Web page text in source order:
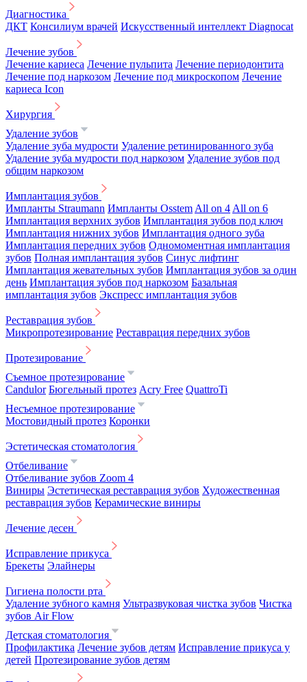
Диагностика
ДКТ Консилиум врачей Искусственный интеллект Diagnocat
Лечение зубов
Лечение кариеса Лечение пульпита Лечение периодонтита
Лечение под наркозом Лечение под микроскопом Лечение
кариеса Icon
Хирургия
Удаление зубов
Удаление зуба мудрости Удаление ретинированного зуба
Удаление зуба мудрости под наркозом Удаление зубов под
общим наркозом
Имплантация зубов
Импланты Straumann Импланты Osstem All on 4 All on 6
Имплантация верхних зубов Имплантация зубов под ключ
Имплантация нижних зубов Имплантация одного зуба
Имплантация передних зубов Одномоментная имплантация
зубов Полная имплантация зубов Синус лифтинг
Имплантация жевательных зубов Имплантация зубов за один
день Имплантация зубов под наркозом Базальная
имплантация зубов Экспресс имплантация зубов
Реставрация зубов
Микропротезирование Реставрация передних зубов
Протезирование
Съемное протезирование
Candulor Бюгельный протез Acry Free QuattroTi
Несъемное протезирование
Мостовидный протез Коронки
Эстетическая стоматология
Отбеливание
Отбеливание зубов Zoom 4
Виниры Эстетическая реставрация зубов Художественная
реставрация зубов Керамические виниры
Лечение десен
Исправление прикуса
Брекеты Элайнеры
Гигиена полости рта
Удаление зубного камня Ультразвуковая чистка зубов Чистка
зубов Air Flow
Детская стоматология
Профилактика Лечение зубов детям Исправление прикуса у
детей Протезирование зубов детям